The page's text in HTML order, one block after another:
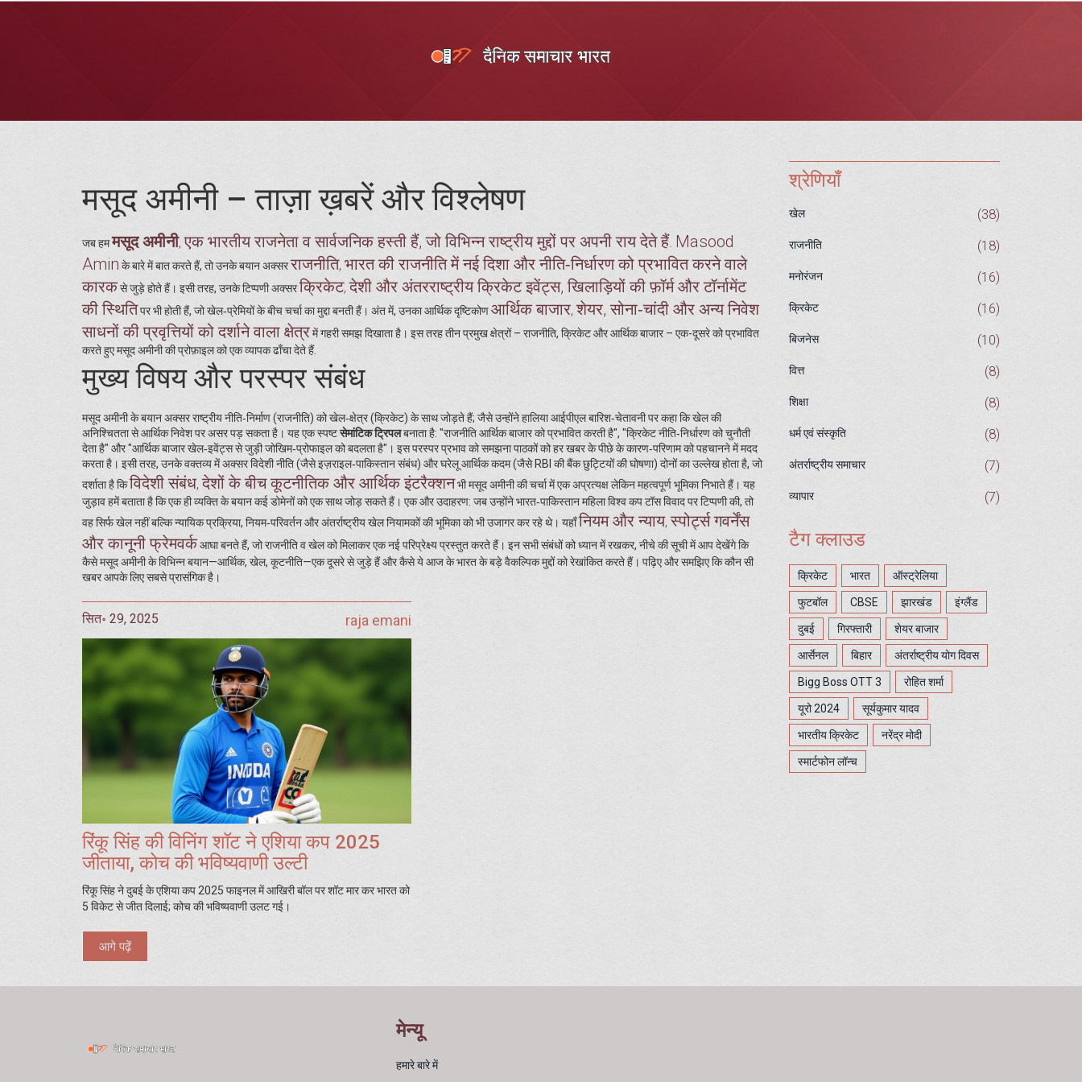
मसूद अमीनी – ताज़ा ख़बरें और विश्लेषण
जब हममसूद अमीनी,एक भारतीय राजनेता व सार्वजनिक हस्ती हैं, जो विभिन्न राष्ट्रीय मुद्दों पर अपनी राय देते हैं. Masood
Amin के बारे में बात करते हैं, तो उनके बयान अक्सरराजनीति, भारत की राजनीति में नई दिशा और नीति‑निर्धारण को प्रभावित करने वाले
कारकसे जुड़े होते हैं। इसी तरह, उनके टिप्पणी अक्सरक्रिकेट,देशी और अंतरराष्ट्रीय क्रिकेट इवेंट्स, खिलाड़ियों की फ़ॉर्म और टॉर्नामेंट
की स्थितिपर भी होती हैं, जो खेल‑प्रेमियों के बीच चर्चा का मुद्दा बनती हैं। अंत में, उनका आर्थिक दृष्टिकोणआर्थिक बाजार,शेयर, सोना‑चांदी और अन्य निवेश
साधनों की प्रवृत्तियों को दर्शाने वाला क्षेत्रमें गहरी समझ दिखाता है। इस तरह तीन प्रमुख क्षेत्रों – राजनीति, क्रिकेट और आर्थिक बाजार – एक-दूसरे को प्रभावित
करते हुए मसूद अमीनी की प्रोफ़ाइल को एक व्यापक ढाँचा देते हैं.
मुख्य विषय और परस्पर संबंध
मसूद अमीनी के बयान अक्सर राष्ट्रीय नीति‑निर्माण (राजनीति) को खेल‑क्षेत्र (क्रिकेट) के साथ जोड़ते हैं; जैसे उन्होंने हालिया आईपीएल बारिश‑चेतावनी पर कहा कि खेल की
अनिश्चितता से आर्थिक निवेश पर असर पड़ सकता है। यह एक स्पष्टसेमांटिक ट्रिपलबनाता है: "राजनीति आर्थिक बाजार को प्रभावित करती है", "क्रिकेट नीति‑निर्धारण को चुनौती
देता है" और "आर्थिक बाजार खेल‑इवेंट्स से जुड़ी जोखिम‑प्रोफाइल को बदलता है"। इस परस्पर प्रभाव को समझना पाठकों को हर खबर के पीछे के कारण‑परिणाम को पहचानने में मदद
करता है। इसी तरह, उनके वक्तव्य में अक्सर विदेशी नीति (जैसे इज़राइल‑पाकिस्तान संबंध) और घरेलू आर्थिक कदम (जैसे RBI की बैंक छुट्टियों की घोषणा) दोनों का उल्लेख होता है, जो
दर्शाता है किविदेशी संबंध,देशों के बीच कूटनीतिक और आर्थिक इंटरैक्शनभी मसूद अमीनी की चर्चा में एक अप्रत्यक्ष लेकिन महत्वपूर्ण भूमिका निभाते हैं। यह
जुड़ाव हमें बताता है कि एक ही व्यक्ति के बयान कई डोमेनों को एक साथ जोड़ सकते हैं। एक और उदाहरण: जब उन्होंने भारत‑पाकिस्तान महिला विश्व कप टॉस विवाद पर टिप्पणी की, तो
वह सिर्फ खेल नहीं बल्कि न्यायिक प्रक्रिया, नियम‑परिवर्तन और अंतर्राष्ट्रीय खेल नियामकों की भूमिका को भी उजागर कर रहे थे। यहाँनियम और न्याय,स्पोर्ट्स गवर्नेंस
और कानूनी फ्रेमवर्कआघा बनते हैं, जो राजनीति व खेल को मिलाकर एक नई परिप्रेक्ष्य प्रस्तुत करते हैं। इन सभी संबंधों को ध्यान में रखकर, नीचे की सूची में आप देखेंगे कि
कैसे मसूद अमीनी के विभिन्न बयान—आर्थिक, खेल, कूटनीति—एक दूसरे से जुड़े हैं और कैसे ये आज के भारत के बड़े वैकल्पिक मुद्दों को रेखांकित करते हैं। पढ़िए और समझिए कि कौन सी
खबर आपके लिए सबसे प्रासंगिक है।
सित॰ 29, 2025 raja emani
रिंकू सिंह की विनिंग शॉट ने एशिया कप 2025
जीताया, कोच की भविष्यवाणी उल्टी
रिंकू सिंह ने दुबई के एशिया कप 2025 फाइनल में आखिरी बॉल पर शॉट मार कर भारत को
5 विकेट से जीत दिलाई; कोच की भविष्यवाणी उलट गई।
आगे पढ़ें
श्रेणियाँ
खेल (38)
राजनीति (18)
मनोरंजन (16)
क्रिकेट (16)
बिजनेस (10)
वित्त (8)
शिक्षा (8)
धर्म एवं संस्कृति (8)
अंतर्राष्ट्रीय समाचार (7)
व्यापार (7)
टैग क्लाउड
क्रिकेट भारत ऑस्ट्रेलिया
फुटबॉल CBSE झारखंड इंग्लैंड
दुबई गिरफ्तारी शेयर बाजार
आर्सेनल बिहार अंतर्राष्ट्रीय योग दिवस
Bigg Boss OTT 3 रोहित शर्मा
यूरो 2024 सूर्यकुमार यादव
भारतीय क्रिकेट नरेंद्र मोदी
स्मार्टफोन लॉन्च
मेन्यू
हमारे बारे में